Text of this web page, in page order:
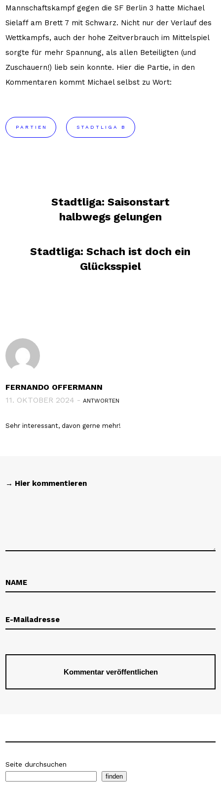
Mannschaftskampf gegen die SF Berlin 3 hatte Michael
Sielaff am Brett 7 mit Schwarz. Nicht nur der Verlauf des
Wettkampfs, auch der hohe Zeitverbrauch im Mittelspiel
sorgte für mehr Spannung, als allen Beteiligten (und
Zuschauern!) lieb sein konnte. Hier die Partie, in den
Kommentaren kommt Michael selbst zu Wort:
PARTIEN STADTLIGA B
Stadtliga: Saisonstart
halbwegs gelungen
Stadtliga: Schach ist doch ein
Glücksspiel
FERNANDO OFFERMANN
11. OKTOBER 2024 -ANTWORTEN
Sehr interessant, davon gerne mehr!
Seite durchsuchen
finden